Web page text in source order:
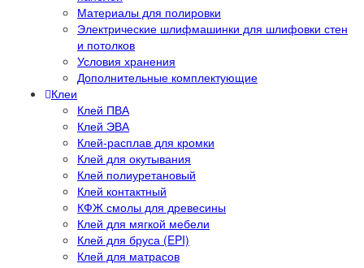
Материалы для полировки
Электрические шлифмашинки для шлифовки стен
и потолков
Условия хранения
Дополнительные комплектующие
Клеи
Клей ПВА
Клей ЭВА
Клей-расплав для кромки
Клей для окутывания
Клей полиуретановый
Клей контактный
КФЖ смолы для древесины
Клей для мягкой мебели
Клей для бруса (EPI)
Клей для матрасов